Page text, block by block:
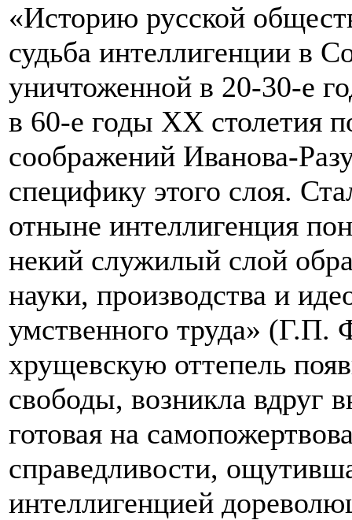
«Историю русской
судьба интеллигенции в
уничтоженной в 20-30-е
в 60-е годы ХХ столетия
соображений Иванова-
специфику этого слоя.
отныне интеллигенция
некий служилый слой
науки, производства и
умственного труда» (Г.П.
хрущевскую оттепель
свободы, возникла вдруг
готовая на
справедливости,
интеллигенцией